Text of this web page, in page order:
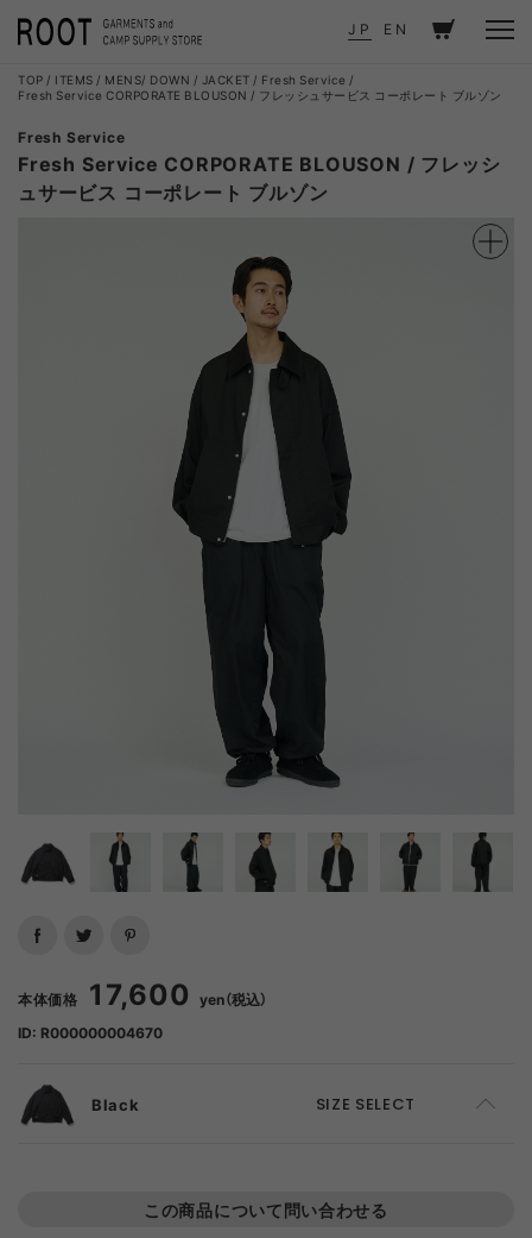
JP EN
TOP ITEMS MENS DOWN / JACKET
Fresh Service
Fresh Service CORPORATE BLOUSON / フレッシュサービス コーポレート ブルゾン
Fresh Service
Fresh Service CORPORATE BLOUSON / フレッシ
ュサービス コーポレート ブルゾン
本体価格 17,600 yen（税込）
ID: R000000004670
Black SIZE SELECT
この商品について問い合わせる